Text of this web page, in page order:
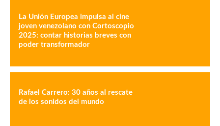
La Unión Europea impulsa al cine
joven venezolano con Cortoscopio
2025: contar historias breves con
poder transformador
Rafael Carrero: 30 años al rescate
de los sonidos del mundo